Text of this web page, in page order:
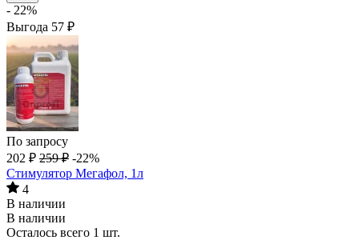
- 22%
Выгода 57 ₽
По запросу
202 ₽ 259 ₽ -22%
Стимулятор Мегафол, 1л
4
В наличии
В наличии
Осталось всего 1 шт.